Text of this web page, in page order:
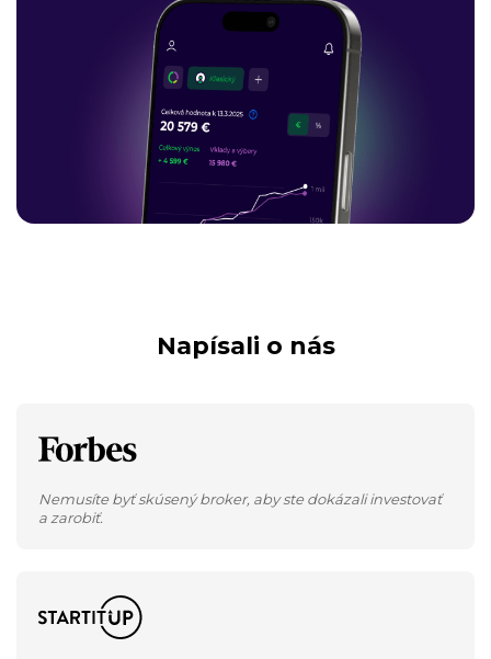
Napísali o nás
Nemusíte byť skúsený broker, aby ste dokázali investovať
a zarobiť.